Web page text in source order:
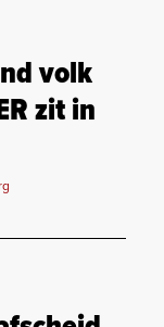
volk
zit in